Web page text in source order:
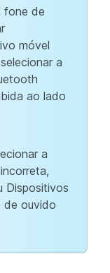
fone de
móvel
a
ao lado
a
Dispositivos
de ouvido